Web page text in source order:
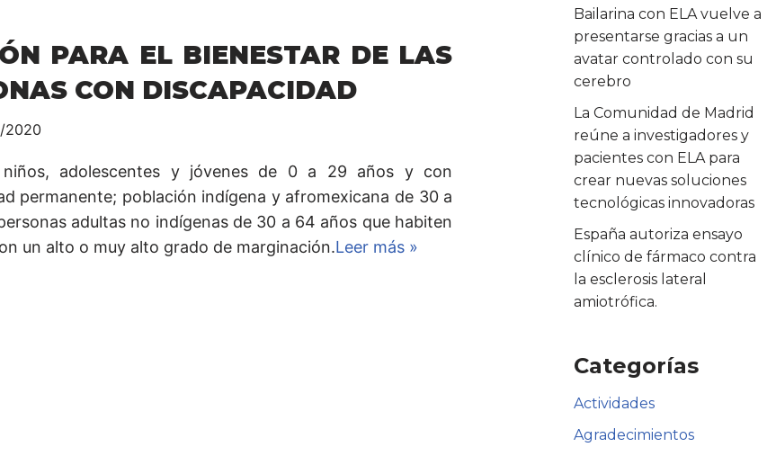
PARA EL BIENESTAR DE LAS
CON DISCAPACIDAD
2020
adolescentes y jóvenes de 0 a 29 años y con
permanente; población indígena y afromexicana de 30 a
adultas no indígenas de 30 a 64 años que habiten
un alto o muy alto grado de marginación.Leer más »
Bailarina con ELA vuelve a
presentarse gracias a un
avatar controlado con su
cerebro
La Comunidad de Madrid
reúne a investigadores y
pacientes con ELA para
crear nuevas soluciones
tecnológicas innovadoras
España autoriza ensayo
clínico de fármaco contra
la esclerosis lateral
amiotrófica.
Categorías
Actividades
Agradecimientos